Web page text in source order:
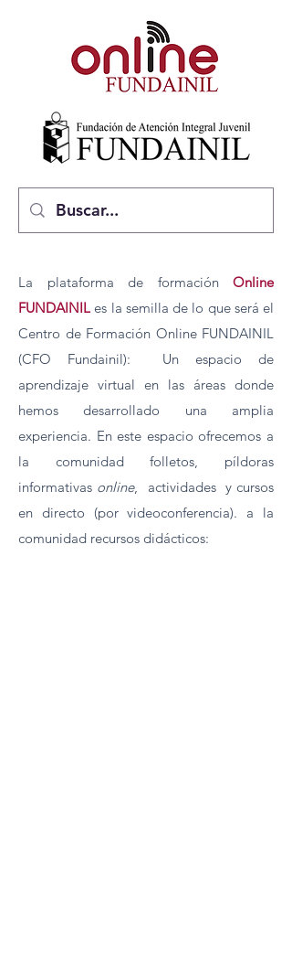
La plataforma de formación
Online
FUNDAINIL es la semilla de lo que será el
Centro de Formación Online FUNDAINIL
(CFO Fundainil): Un espacio de
aprendizaje virtual en las áreas donde
hemos desarrollado una amplia
experiencia. En este espacio ofrecemos a
la comunidad folletos, píldoras
informativas online, actividades y cursos
en directo (por videoconferencia). a la
comunidad recursos didácticos: